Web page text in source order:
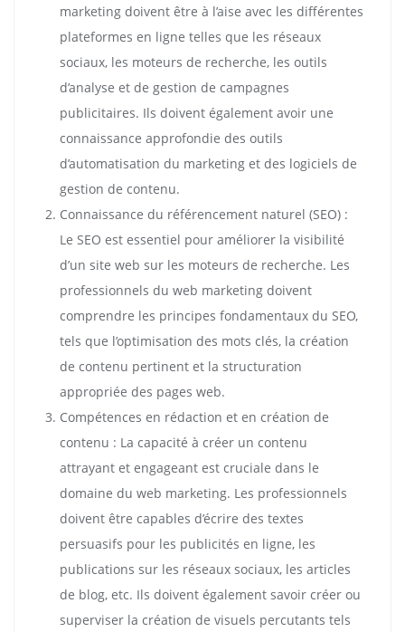
marketing doivent être à l’aise avec les différentes
plateformes en ligne telles que les réseaux
sociaux, les moteurs de recherche, les outils
d’analyse et de gestion de campagnes
publicitaires. Ils doivent également avoir une
connaissance approfondie des outils
d’automatisation du marketing et des logiciels de
gestion de contenu.
Connaissance du référencement naturel (SEO) :
Le SEO est essentiel pour améliorer la visibilité
d’un site web sur les moteurs de recherche. Les
professionnels du web marketing doivent
comprendre les principes fondamentaux du SEO,
tels que l’optimisation des mots clés, la création
de contenu pertinent et la structuration
appropriée des pages web.
Compétences en rédaction et en création de
contenu : La capacité à créer un contenu
attrayant et engageant est cruciale dans le
domaine du web marketing. Les professionnels
doivent être capables d’écrire des textes
persuasifs pour les publicités en ligne, les
publications sur les réseaux sociaux, les articles
de blog, etc. Ils doivent également savoir créer ou
superviser la création de visuels percutants tels